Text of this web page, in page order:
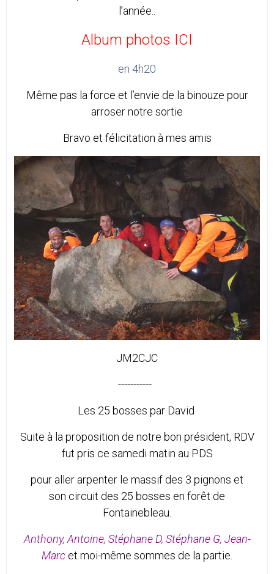
l’année..
Album photos ICI
en 4h20
Même pas la force et l’envie de la binouze pour
arroser notre sortie
Bravo et félicitation à mes amis
JM2CJC
-----------
Les 25 bosses par David
Suite à la proposition de notre bon président, RDV
fut pris ce samedi matin au PDS
pour aller arpenter le massif des 3 pignons et
son circuit des 25 bosses en forêt de
Fontainebleau.
Anthony, Antoine, Stéphane D, Stéphane G, Jean-
Marc et moi-même sommes de la partie.